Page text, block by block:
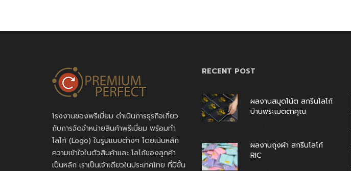
โรงงานของพรีเมี่ยม ดำเนินการธุรกิจเกี่ยว
กับการจัดจำหน่ายสินค้าพรีเมี่ยม พร้อมทำ
โลโก้ (Logo) ในรูปแบบต่างๆ โดยเน้นหลัก
ความเข้าใจในตัวสินค้าและ โลโก้ของลูกค้า
เป็นหลัก เราเป็นเจ้าเดียวในประเทศไทย ที่มีขั้น
RECENT POST
ผลงานสมุดโน้ต สกรีนโลโก้
บ้านพระเมตตาคุณ
ผลงานถุงผ้า สกรีนโลโก้
RIC